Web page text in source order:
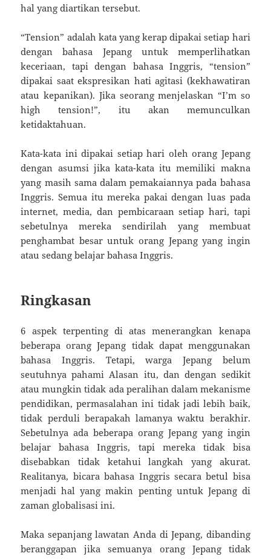
hal yang diartikan tersebut.
“Tension” adalah kata yang kerap dipakai setiap hari
dengan bahasa Jepang untuk memperlihatkan
keceriaan, tapi dengan bahasa Inggris, “tension”
dipakai saat ekspresikan hati agitasi (kekhawatiran
atau kepanikan). Jika seorang menjelaskan “I’m so
high tension!”, itu akan memunculkan
ketidaktahuan.
Kata-kata ini dipakai setiap hari oleh orang Jepang
dengan asumsi jika kata-kata itu memiliki makna
yang masih sama dalam pemakaiannya pada bahasa
Inggris. Semua itu mereka pakai dengan luas pada
internet, media, dan pembicaraan setiap hari, tapi
sebetulnya mereka sendirilah yang membuat
penghambat besar untuk orang Jepang yang ingin
atau sedang belajar bahasa Inggris.
Ringkasan
6 aspek terpenting di atas menerangkan kenapa
beberapa orang Jepang tidak dapat menggunakan
bahasa Inggris. Tetapi, warga Jepang belum
seutuhnya pahami Alasan itu, dan dengan sedikit
atau mungkin tidak ada peralihan dalam mekanisme
pendidikan, permasalahan ini tidak jadi lebih baik,
tidak perduli berapakah lamanya waktu berakhir.
Sebetulnya ada beberapa orang Jepang yang ingin
belajar bahasa Inggris, tapi mereka tidak bisa
disebabkan tidak ketahui langkah yang akurat.
Realitanya, bicara bahasa Inggris secara betul bisa
menjadi hal yang makin penting untuk Jepang di
zaman globalisasi ini.
Maka sepanjang lawatan Anda di Jepang, dibanding
beranggapan jika semuanya orang Jepang tidak